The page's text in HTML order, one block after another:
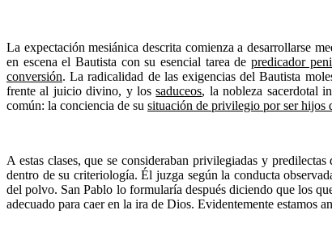
La expectación mesiánica descrita comienza a desarrollarse
en escena el Bautista con su esencial tarea depredicador
conversión. La radicalidad de las exigencias del Bautista
frente al juicio divino, y lossaduceos, la nobleza sacerdotal
común: la conciencia de su situación de privilegio por ser hijos
A estas clases, que se consideraban privilegiadas y
dentro de su criteriología. Él juzga según la conducta
del polvo. San Pablo lo formularía después diciendo que los
adecuado para caer en la ira de Dios. Evidentemente estamos